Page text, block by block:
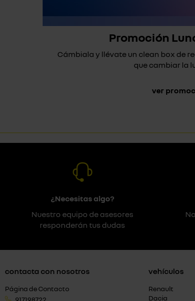
Promoción
Cámbiala y llévate un clean box de
que cambiar la
ver
¿Necesitas algo?
Nuestro equipo de asesores
responderán tus dudas
contacta con nosotros
Página de Contacto
vehículos
Renault
Dacia